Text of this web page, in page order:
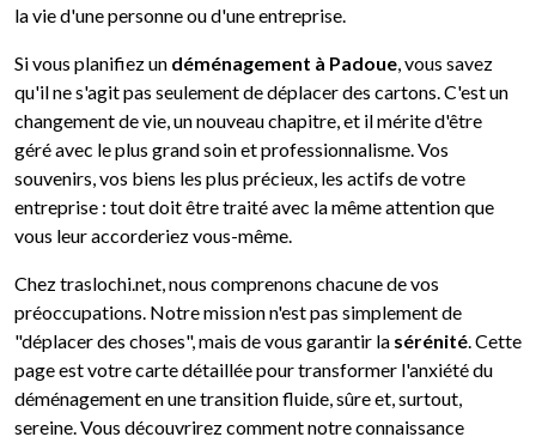
la vie d'une personne ou d'une entreprise.
Si vous planifiez un déménagement à Padoue, vous savez
qu'il ne s'agit pas seulement de déplacer des cartons. C'est un
changement de vie, un nouveau chapitre, et il mérite d'être
géré avec le plus grand soin et professionnalisme. Vos
souvenirs, vos biens les plus précieux, les actifs de votre
entreprise : tout doit être traité avec la même attention que
vous leur accorderiez vous-même.
Chez traslochi.net, nous comprenons chacune de vos
préoccupations. Notre mission n'est pas simplement de
"déplacer des choses", mais de vous garantir la sérénité. Cette
page est votre carte détaillée pour transformer l'anxiété du
déménagement en une transition fluide, sûre et, surtout,
sereine. Vous découvrirez comment notre connaissance